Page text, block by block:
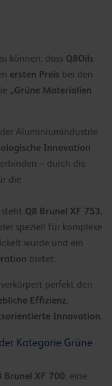
können, dass Q8Oils
ersten Preis bei den
„Grüne Materialien
Aluminiumindustrie
Innovation
– durch die
die
Q8 Brunel XF 753,
speziell für komplexe
wurde und ein
bietet.
perfekt den
Effizienz,
Innovation.
Kategorie Grüne
Brunel XF 700, eine